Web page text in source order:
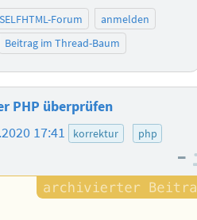
SELFHTML-Forum
anmelden
Beitrag im Thread-Baum
PHP überprüfen
17:41 korrektur php
–